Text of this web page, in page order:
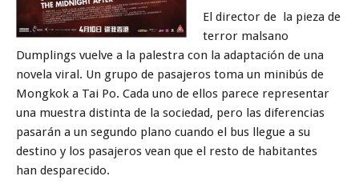
El director de la pieza de
terror malsano
Dumplings vuelve a la palestra con la adaptación de una
novela viral. Un grupo de pasajeros toma un minibús de
Mongkok a Tai Po. Cada uno de ellos parece representar
una muestra distinta de la sociedad, pero las diferencias
pasarán a un segundo plano cuando el bus llegue a su
destino y los pasajeros vean que el resto de habitantes
han desparecido.